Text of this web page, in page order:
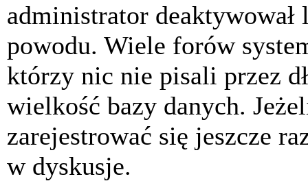
administrator deaktywował
powodu. Wiele forów
którzy nic nie pisali przez
wielkość bazy danych.
zarejestrować się jeszcze
w dyskusje.